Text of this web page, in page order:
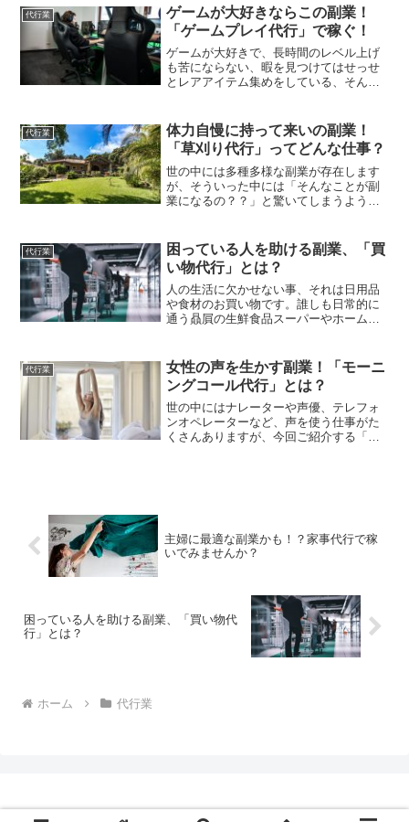
ら、サラリーマンから主婦、学生まで、
多くの方が参入する人気ジ...
代行業
ゲームが大好きならこの副業！
「ゲームプレイ代行」で稼ぐ！
ゲームが大好きで、長時間のレベル上げ
も苦にならない、暇を見つけてはせっせ
とレアアイテム集めをしている、そんな
うお仕事です。文字通り、ゲームをプレ
イする事自体が仕事となり...
代行業
体力自慢に持って来いの副業！
「草刈り代行」ってどんな仕事？
世の中には多種多様な副業が存在します
が、そういった中には「そんなことが副
業になるの？？」と驚いてしまうよう
いう副業もそういった部類に入る仕事で
しょう。「草刈り代行」、そ...
代行業
困っている人を助ける副業、「買
い物代行」とは？
人の生活に欠かせない事、それは日用品
や食材のお買い物です。誰しも日常的に
通う贔屓の生鮮食品スーパーやホームセ
る事が毎日の生活習慣の一部になってい
る、そんな方も少なくない...
代行業
女性の声を生かす副業！「モーニ
ングコール代行」とは？
世の中にはナレーターや声優、テレフォ
ンオペレーターなど、声を使う仕事がた
くさんありますが、今回ご紹介する「モ
主婦に最適な副業かも！？家事代行で稼
いでみませんか？
困っている人を助ける副業、「買い物代
行」とは？
ホーム 代行業